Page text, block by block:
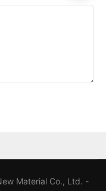
Material Co., Ltd. -